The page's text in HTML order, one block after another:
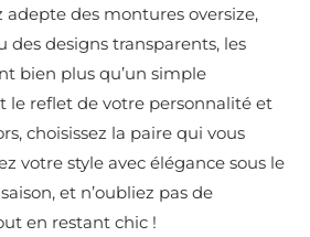
adepte des montures oversize,
des designs transparents, les
bien plus qu’un simple
le reflet de votre personnalité et
choisissez la paire qui vous
votre style avec élégance sous le
et n’oubliez pas de
en restant chic !